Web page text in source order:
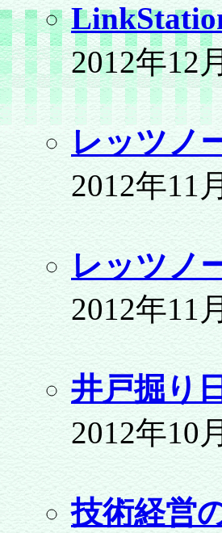
2012年12
レッツノ
2012年11
レッツノ
2012年11
井戸掘り
2012年10
技術経営